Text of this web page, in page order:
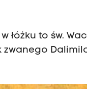
łóżku to św.
zwanego